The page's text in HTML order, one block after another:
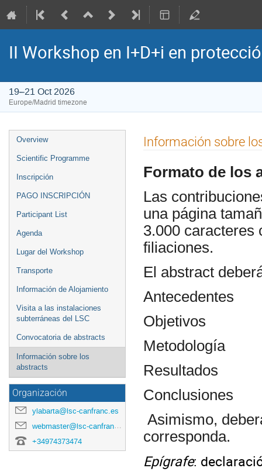
II Workshop en I+D+i en
19–21 Oct 2026
Europe/Madrid timezone
Event
menu
Overview
Scientific Programme
Inscripción
PAGO INSCRIPCIÓN
Participant List
Agenda
Lugar del Workshop
Transporte
Información de Alojamiento
Visita a las instalaciones
subterráneas del LSC
Convocatoria de abstracts
Información sobre los
abstracts
Organización
ylabarta@lsc-canfranc.es
webmaster@lsc-canfranc.es
+34974373474
Información sobre
Formato de los
Las
una página
3.000 caracteres
filiaciones.
El abstract
Antecedentes
Objetivos
Metodología
Resultados
Conclusiones
Asimismo,
corresponda.
Epígrafe: